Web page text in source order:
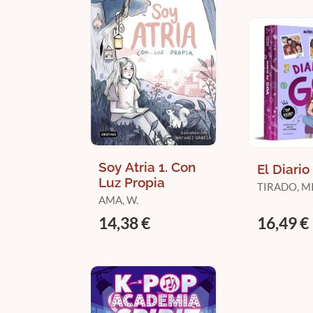
Soy Atria 1. Con
Luz Propia
AMA, W.
14,38 €
El Diario
TIRADO,
16,49 €